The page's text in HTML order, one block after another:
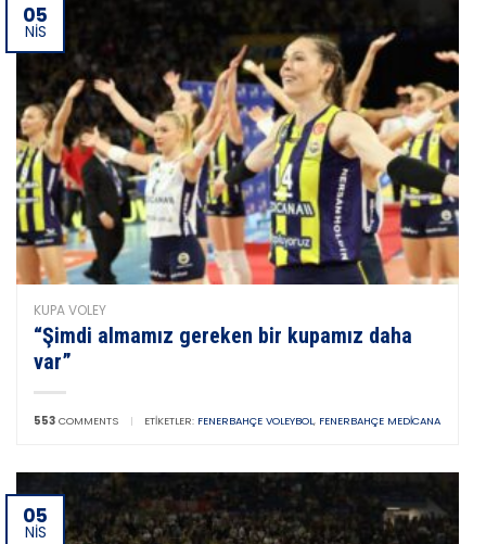
05
NIS
KUPA VOLEY
“Şimdi almamız gereken bir kupamız daha
var”
553 COMMENTS | ETIKETLER: FENERBAHÇE VOLEYBOL, FENERBAHÇE MEDICANA
05
NIS